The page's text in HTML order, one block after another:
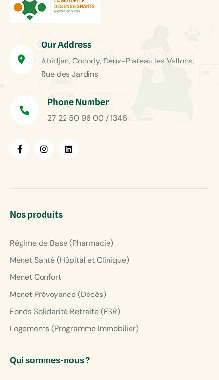
Our Address
Abidjan, Cocody, Deux-Plateau les Vallons,
Rue des Jardins
Phone Number
27 22 50 96 00 / 1346
Nos produits
Régime de Base (Pharmacie)
Menet Santé (Hôpital et Clinique)
Menet Confort
Menet Prévoyance (Décès)
Fonds Solidarité Retraite (FSR)
Logements (Programme Immobilier)
Qui sommes-nous ?